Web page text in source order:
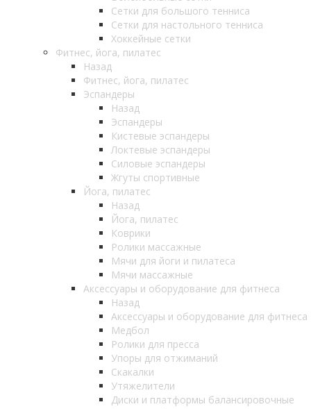
Сетки для большого тенниса
Сетки для настольного тенниса
Хоккейные сетки
Фитнес, йога, пилатес
Назад
Фитнес, йога, пилатес
Эспандеры
Назад
Эспандеры
Кистевые эспандеры
Локтевые эспандеры
Силовые эспандеры
Жгуты спортивные
Йога, пилатес
Назад
Йога, пилатес
Коврики
Ролики массажные
Мячи для йоги и пилатеса
Мячи массажные
Аксессуары и оборудование для фитнеса
Назад
Аксессуары и оборудование для фитнеса
Медбол
Ролики для пресса
Упоры для отжиманий
Скакалки
Утяжелители
Диски и платформы балансировочные